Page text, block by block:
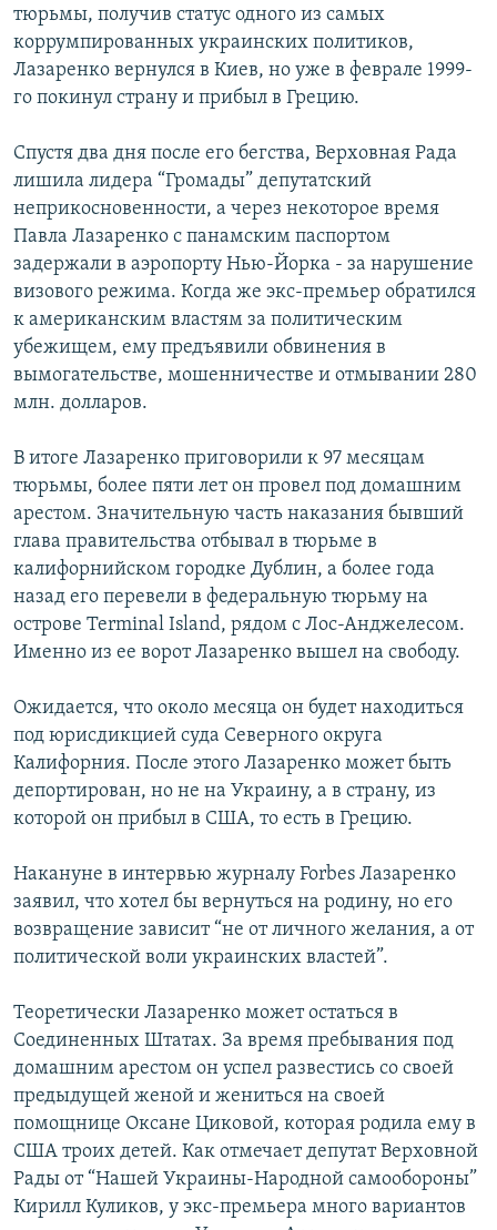
тюрьмы, получив статус одного из самых
коррумпированных украинских политиков,
Лазаренко вернулся в Киев, но уже в феврале 1999-
го покинул страну и прибыл в Грецию.
Спустя два дня после его бегства, Верховная Рада
лишила лидера “Громады” депутатский
неприкосновенности, а через некоторое время
Павла Лазаренко с панамским паспортом
задержали в аэропорту Нью-Йорка - за нарушение
визового режима. Когда же экс-премьер обратился
к американским властям за политическим
убежищем, ему предъявили обвинения в
вымогательстве, мошенничестве и отмывании 280
млн. долларов.
В итоге Лазаренко приговорили к 97 месяцам
тюрьмы, более пяти лет он провел под домашним
арестом. Значительную часть наказания бывший
глава правительства отбывал в тюрьме в
калифорнийском городке Дублин, а более года
назад его перевели в федеральную тюрьму на
острове Terminal Island, рядом с Лос-Анджелесом.
Именно из ее ворот Лазаренко вышел на свободу.
Ожидается, что около месяца он будет находиться
под юрисдикцией суда Северного округа
Калифорния. После этого Лазаренко может быть
депортирован, но не на Украину, а в страну, из
которой он прибыл в США, то есть в Грецию.
Накануне в интервью журналу Forbes Лазаренко
заявил, что хотел бы вернуться на родину, но его
возвращение зависит “не от личного желания, а от
политической воли украинских властей”.
Теоретически Лазаренко может остаться в
Соединенных Штатах. За время пребывания под
домашним арестом он успел развестись со своей
предыдущей женой и жениться на своей
помощнице Оксане Циковой, которая родила ему в
США троих детей. Как отмечает депутат Верховной
Рады от “Нашей Украины-Народной самообороны”
Кирилл Куликов, у экс-премьера много вариантов